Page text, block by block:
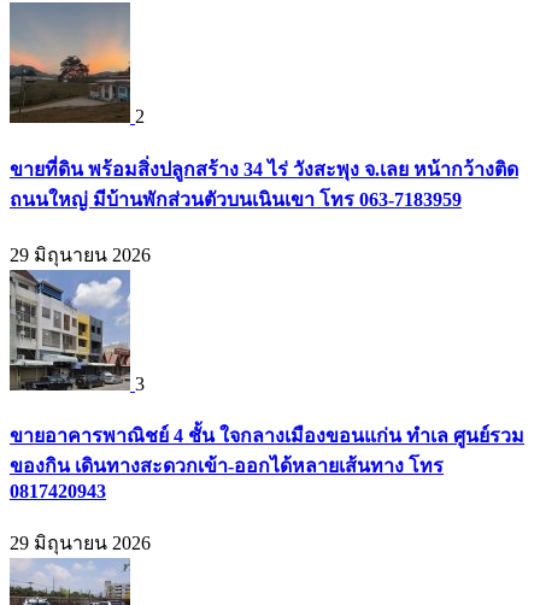
2
ขายที่ดิน พร้อมสิ่งปลูกสร้าง 34 ไร่ วังสะพุง จ.เลย หน้ากว้างติด
ถนนใหญ่ มีบ้านพักส่วนตัวบนเนินเขา โทร 063-7183959
29 มิถุนายน 2026
3
ขายอาคารพาณิชย์ 4 ชั้น ใจกลางเมืองขอนแก่น ทำเล ศูนย์รวม
ของกิน เดินทางสะดวกเข้า-ออกได้หลายเส้นทาง โทร
0817420943
29 มิถุนายน 2026